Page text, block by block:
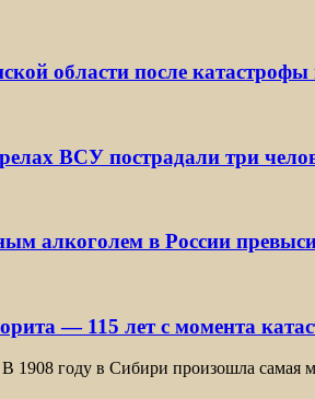
области после
ВСУ пострадали три
алкоголем в России
— 115 лет с момента
году в Сибири произошла самая